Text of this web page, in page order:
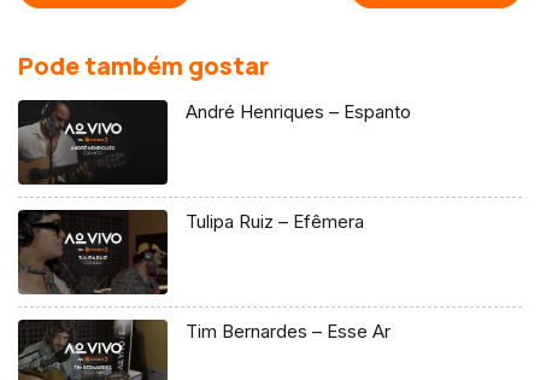
Pode também gostar
André Henriques – Espanto
Tulipa Ruiz – Efêmera
Tim Bernardes – Esse Ar